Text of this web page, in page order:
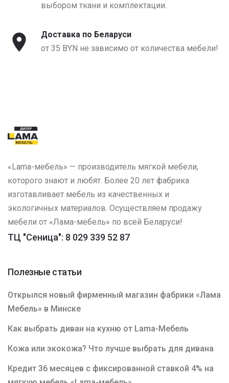
выбором ткани и комплектации.
Доставка по Беларуси
от 35 BYN не зависимо от количества мебели!
«Lama-мебель» — производитель мягкой мебели,
которого знают и любят. Более 20 лет фабрика
изготавливает мебель из качественных и
экологичных материалов. Осуществляем продажу
мебели от «Лама-мебель» по всей Беларуси!
ТЦ "Сеница": 8 029 339 52 87
Полезные статьи
Открылся новый фирменный магазин фабрики «Лама
Мебель» в Минске
Как выбрать диван на кухню от Lama-Мебель
Кожа или экокожа? Что лучше выбрать для дивана
Кредит 36 месяцев с фиксированной ставкой 4% на